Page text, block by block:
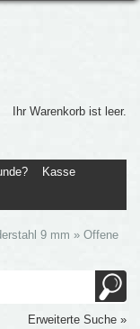
Ihr Warenkorb ist leer.
Kasse
9 mm »Offene
Erweiterte Suche »